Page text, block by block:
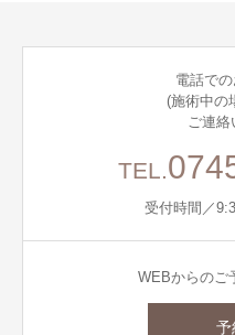
電話で
(施術中の
ご連絡
TEL.
受付時間／
WEBからのご
予